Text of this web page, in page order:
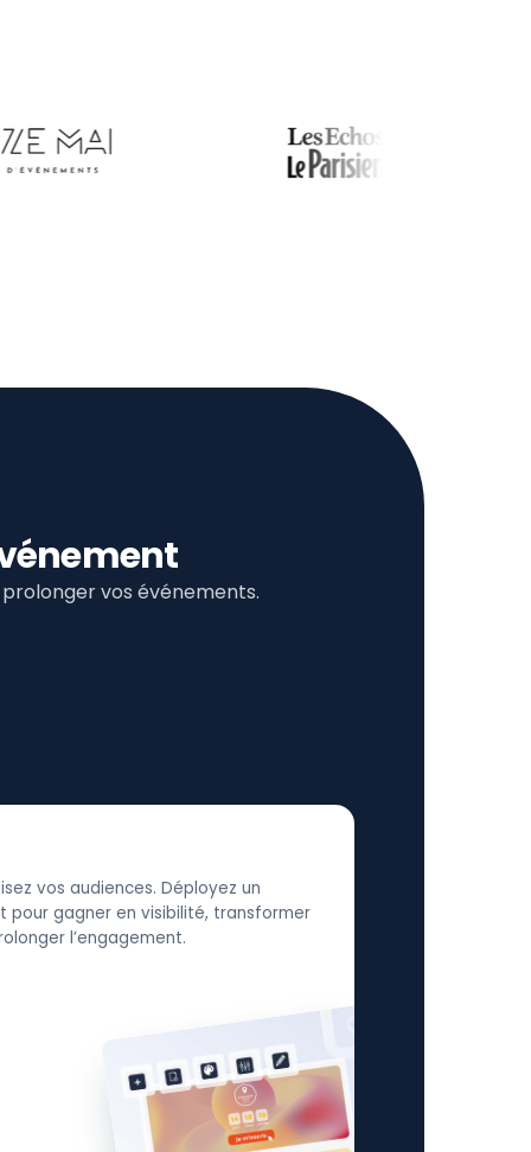
vos événements.
vos audiences. Déployez un
gagner en visibilité, transformer
l’engagement.